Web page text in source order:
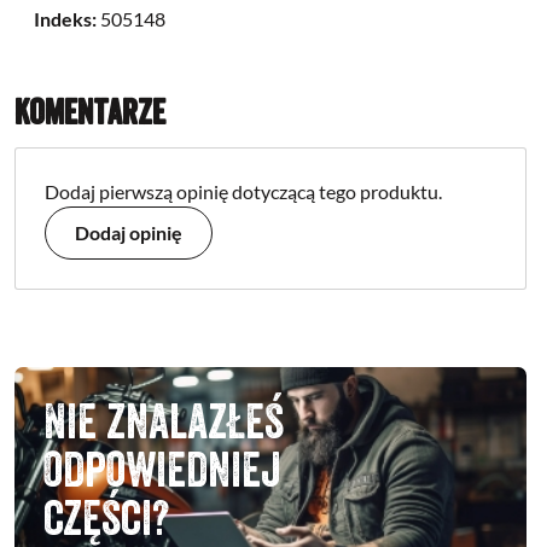
Indeks: 505148
Komentarze
Dodaj pierwszą opinię dotyczącą tego produktu.
Dodaj opinię
Nie znalazłeś
odpowiedniej
części?